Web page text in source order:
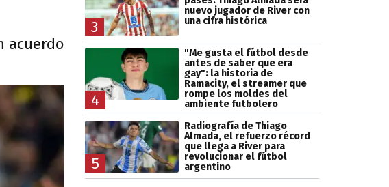
acuerdo
3
nuevo jugador de River con
una cifra histórica
4
"Me gusta el fútbol desde
antes de saber que era
gay": la historia de
Ramacity, el streamer que
rompe los moldes del
ambiente futbolero
5
Radiografía de Thiago
Almada, el refuerzo récord
que llega a River para
revolucionar el fútbol
argentino